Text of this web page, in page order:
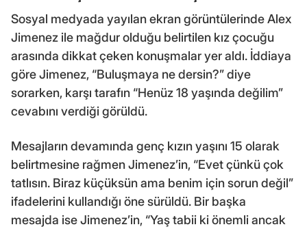
Sosyal medyada yayılan ekran görüntülerinde Alex
Jimenez ile mağdur olduğu belirtilen kız çocuğu
arasında dikkat çeken konuşmalar yer aldı. İddiaya
göre Jimenez, “Buluşmaya ne dersin?” diye
sorarken, karşı tarafın “Henüz 18 yaşında değilim”
cevabını verdiği görüldü.
Mesajların devamında genç kızın yaşını 15 olarak
belirtmesine rağmen Jimenez’in, “Evet çünkü çok
tatlısın. Biraz küçüksün ama benim için sorun değil”
ifadelerini kullandığı öne sürüldü. Bir başka
mesajda ise Jimenez’in, “Yaş tabii ki önemli ancak